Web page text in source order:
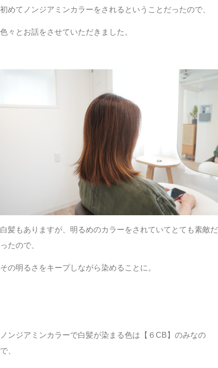
初めてノンジアミンカラーをされるということだったので、
色々とお話をさせていただきました。
白髪もありますが、明るめのカラーをされていてとても素敵だ
ったので、
その明るさをキープしながら染めることに。
ノンジアミンカラーで白髪が染まる色は【６CB】のみなの
で、